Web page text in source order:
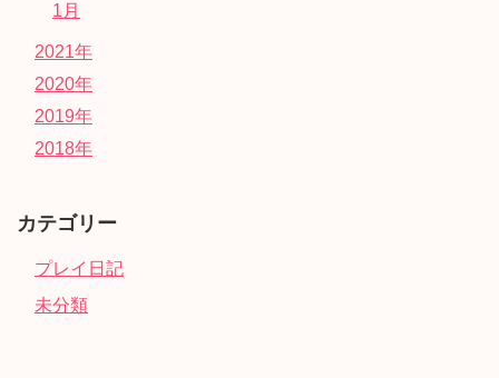
1月
2021年
2020年
2019年
2018年
カテゴリー
プレイ日記
未分類